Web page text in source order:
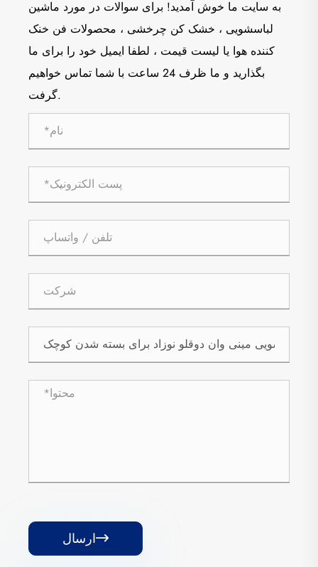
به سایت ما خوش آمدید! برای سوالات در مورد ماشین
لباسشویی ، خشک کن چرخشی ، محصولات فن خنک
کننده هوا یا لیست قیمت ، لطفا ایمیل خود را برای ما
بگذارید و ما ظرف 24 ساعت با شما تماس خواهیم
گرفت.
ارسال